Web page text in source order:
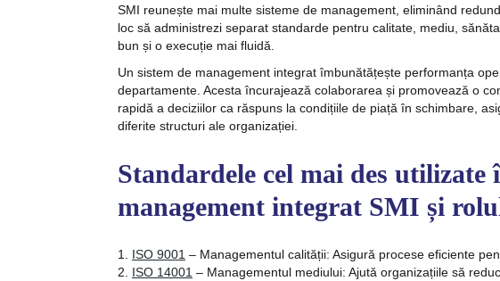
SMI reunește mai multe sisteme de management, eliminând
loc să administrezi separat standarde pentru calitate, mediu,
bun și o execuție mai fluidă.
Un sistem de management integrat îmbunătățește performanța
departamente. Acesta încurajează colaborarea și promovează o
rapidă a deciziilor ca răspuns la condițiile de piață în schimbare,
diferite structuri ale organizației.
Standardele cel mai des utilizate
management integrat SMI și
ISO 9001 – Managementul calității: Asigură procese eficiente
ISO 14001 – Managementul mediului: Ajută organizațiile să